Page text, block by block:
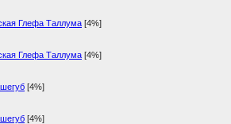
Глефа Таллума [4%]
Глефа Таллума [4%]
[4%]
[4%]